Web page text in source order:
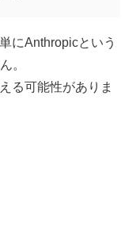
にAnthropicという
。
る可能性がありま